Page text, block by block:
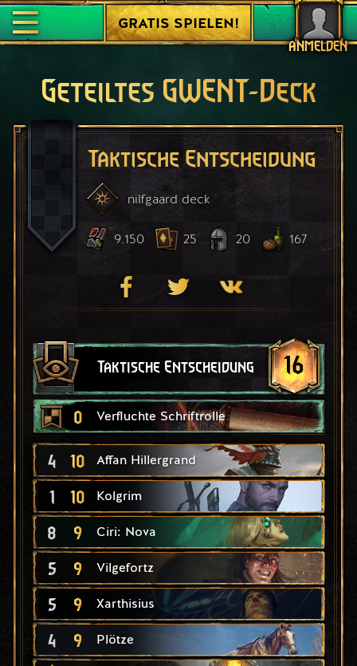
ANMELDEN
GRATIS SPIELEN!
Geteiltes GWENT-Deck
Taktische Entscheidung
nilfgaard deck
9.150 25 20 167
Taktische Entscheidung 16
0 Verfluchte Schriftrolle
4 10 Affan Hillergrand
1 10 Kolgrim
8 9 Ciri: Nova
5 9 Vilgefortz
5 9 Xarthisius
4 9 Plötze